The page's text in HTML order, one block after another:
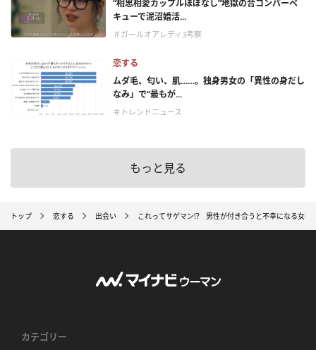
“相思相愛カップルほぼなし”地獄の合コンバーベ
キューで泥沼婚活...
＃ガールオアレディ3考察
恋する
ムダ毛、匂い、肌……。独身男女の「異性の身だし
なみ」で“最もが...
＃トレンドニュース
もっと見る
トップ 恋する 出会い これってサゲマン!? 男性が付き合うと不幸になる女子
カテゴリー